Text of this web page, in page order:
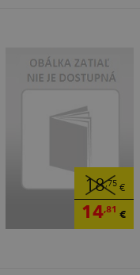
18,75€
14,81 €